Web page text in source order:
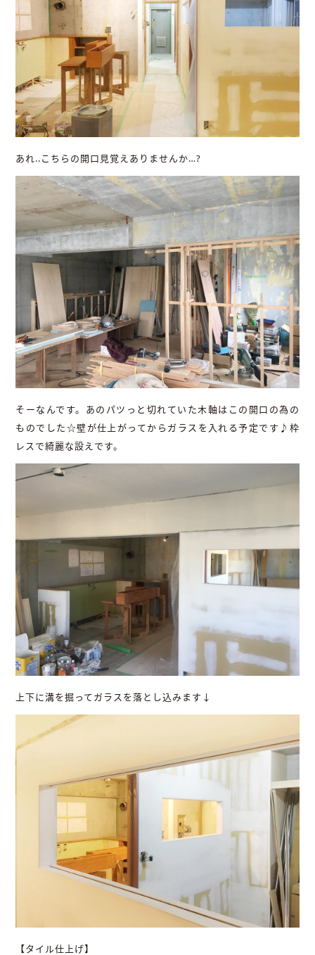
あれ..こちらの開口見覚えありませんか…?
そーなんです。あのパツっと切れていた木軸はこの開口の為の
ものでした☆壁が仕上がってからガラスを入れる予定です♪枠
レスで綺麗な設えです。
上下に溝を掘ってガラスを落とし込みます↓
【タイル仕上げ】